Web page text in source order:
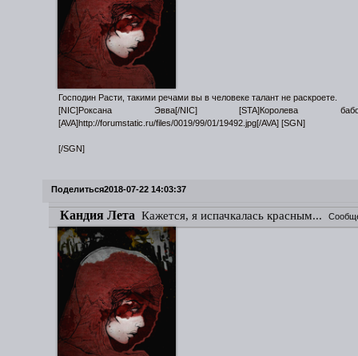
Господин Расти, такими речами вы в человеке талант не раскроете.
[NIC]Роксана Эвва[/NIC] [STA]Королева
[AVA]http://forumstatic.ru/files/0019/99/01/19492.jpg[/AVA] [SGN]
[/SGN]
Поделиться2018-07-22 14:03:37
Кандия Лета Кажется, я испачкалась красным...